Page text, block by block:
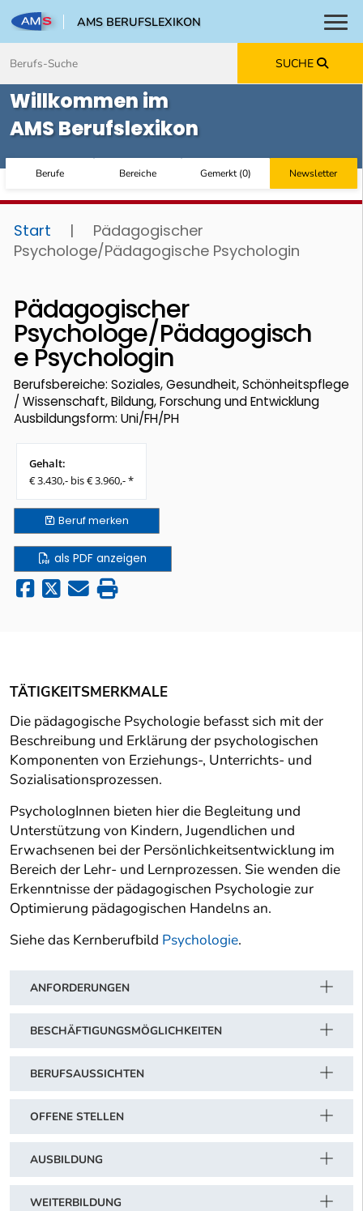
AMS BERUFSLEXIKON
SUCHE
Willkommen im
AMS Berufslexikon
Berufe Bereiche Gemerkt(0) Newsletter
Start |
Pädagogischer
Psychologe/Pädagogische Psychologin
Pädagogischer
Psychologe/Pädagogisch
e Psychologin
Berufsbereiche: Soziales, Gesundheit, Schönheitspflege
/ Wissenschaft, Bildung, Forschung und Entwicklung
Ausbildungsform: Uni/FH/PH
Gehalt:
€ 3.430,- bis € 3.960,- *
Berufmerken
als PDF anzeigen
TÄTIGKEITSMERKMALE
Die pädagogische Psychologie befasst sich mit der
Beschreibung und Erklärung der psychologischen
Komponenten von Erziehungs-, Unterrichts- und
Sozialisationsprozessen.
PsychologInnen bieten hier die Begleitung und
Unterstützung von Kindern, Jugendlichen und
Erwachsenen bei der Persönlichkeitsentwicklung im
Bereich der Lehr- und Lernprozessen. Sie wenden die
Erkenntnisse der pädagogischen Psychologie zur
Optimierung pädagogischen Handelns an.
Siehe das Kernberufbild Psychologie.
ANFORDERUNGEN
BESCHÄFTIGUNGSMÖGLICHKEITEN
BERUFSAUSSICHTEN
OFFENE STELLEN
AUSBILDUNG
WEITERBILDUNG